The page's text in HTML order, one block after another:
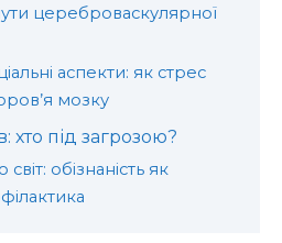
цереброваскулярної
аспекти: як стрес
мозку
хто під загрозою?
обізнаність як